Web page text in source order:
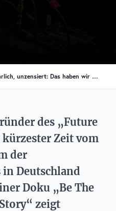
Roh, ehrlich, unzensiert: Das haben wir aus der Mausio-Doku gelernt
des „Future
Zeit vom
der
in Deutschland
Doku „Be The
zeigt